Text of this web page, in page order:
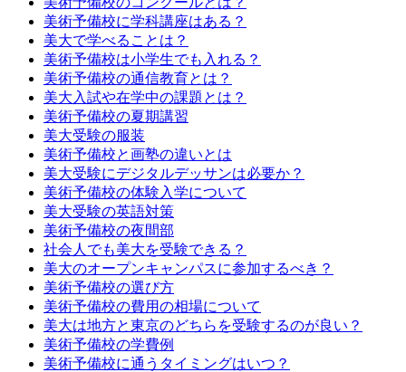
美術予備校に学科講座はある？
美大で学べることは？
美術予備校は小学生でも入れる？
美術予備校の通信教育とは？
美大入試や在学中の課題とは？
美術予備校の夏期講習
美大受験の服装
美術予備校と画塾の違いとは
美大受験にデジタルデッサンは必要か？
美術予備校の体験入学について
美大受験の英語対策
美術予備校の夜間部
社会人でも美大を受験できる？
美大のオープンキャンパスに参加するべき？
美術予備校の選び方
美術予備校の費用の相場について
美大は地方と東京のどちらを受験するのが良い？
美術予備校の学費例
美術予備校に通うタイミングはいつ？